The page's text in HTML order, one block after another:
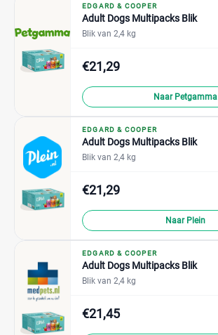
EDGARD & COOPER
Adult Dogs Multipacks Blik
Blik van 2,4 kg
€21,29
Naar Petgamma
EDGARD & COOPER
Adult Dogs Multipacks Blik
Blik van 2,4 kg
€21,29
Naar Plein
EDGARD & COOPER
Adult Dogs Multipacks Blik
Blik van 2,4 kg
€21,45